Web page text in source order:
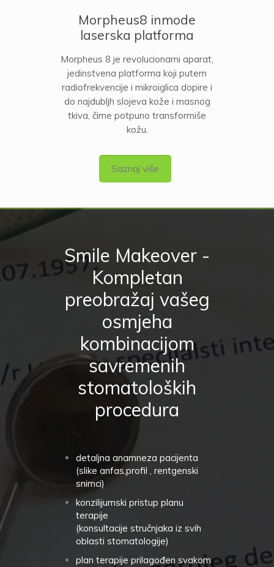
Morpheus8 inmode
laserska platforma
Morpheus 8 je revolucionarni aparat,
jedinstvena platforma koji putem
radiofrekvencije i mikroiglica dopire i
do najdubljh slojeva kože i masnog
tkiva, čime potpuno transformiše
kožu.
Saznaj više
Smile Makeover -
Kompletan
preobražaj vašeg
osmjeha
kombinacijom
savremenih
stomatoloških
procedura
detaljna anamneza pacijenta
(slike anfas,profil , rentgenski
snimci)
konzilijumski pristup planu
terapije
(konsultacije stručnjaka iz svih
oblasti stomatologije)
plan terapije prilagođen svakom